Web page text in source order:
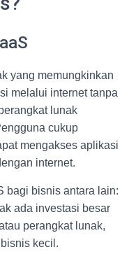
yang memungkinkan
melalui internet tanpa
lunak
cukup
mengakses aplikasi
internet.
bagi bisnis antara lain:
ada investasi besar
perangkat lunak,
kecil.